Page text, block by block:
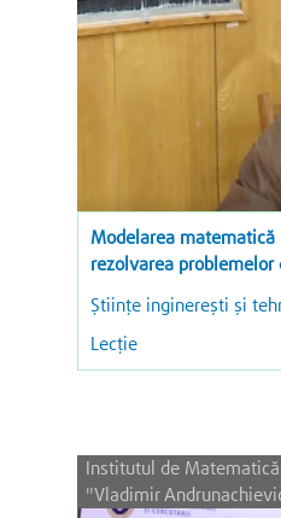
Modelarea
rezolvarea
Ştiinţe inginereşti şi
Lecție
Institutul de
"Vladimir